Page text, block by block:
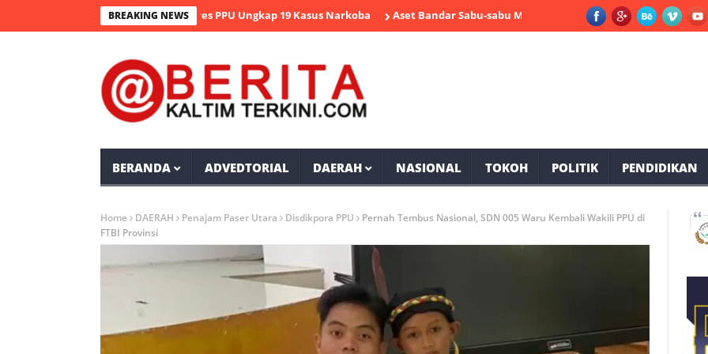
BREAKING NEWS
Antik Mahakam 2026 Polres PPU Ungkap 19 Kasus Narkoba Aset Bandar Sabu-sabu Muara Komam Bernilai Miliaran Rupiah
BERANDA ADVEDTORIAL DAERAH NASIONAL TOKOH POLITIK PENDIDIKAN
Home DAERAH Penajam Paser Utara Disdikpora PPU
Pernah Tembus Nasional, SDN 005 Waru Kembali Wakili PPU di
FTBI Provinsi